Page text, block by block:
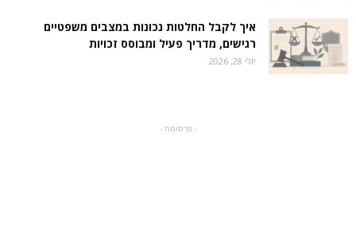
איך לקבל החלטות נכונות במצבים משפטיים
רגישים, מדריך פעיל ומבוסס זכויות
יולי 28, 2026
- פרסומת -